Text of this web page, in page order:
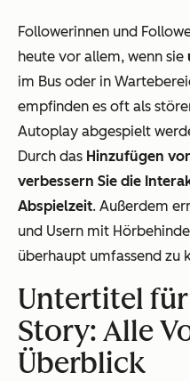
Followerinnen und
heute vor allem, wenn sie
im Bus oder in
empfinden es oft als
Autoplay abgespielt
Durch das Hinzufügen
verbessern Sie die
Abspielzeit. Außerdem
und Usern mit
überhaupt umfassend zu
Untertitel
Story: Alle
Überblick